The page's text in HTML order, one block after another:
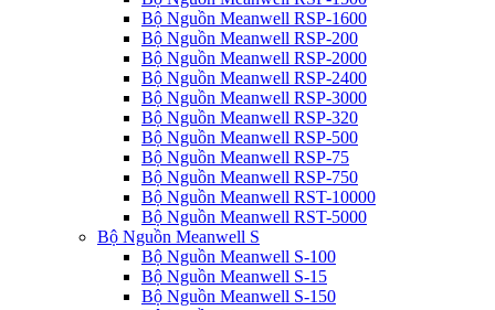
Bộ Nguồn Meanwell RSP-1600
Bộ Nguồn Meanwell RSP-200
Bộ Nguồn Meanwell RSP-2000
Bộ Nguồn Meanwell RSP-2400
Bộ Nguồn Meanwell RSP-3000
Bộ Nguồn Meanwell RSP-320
Bộ Nguồn Meanwell RSP-500
Bộ Nguồn Meanwell RSP-75
Bộ Nguồn Meanwell RSP-750
Bộ Nguồn Meanwell RST-10000
Bộ Nguồn Meanwell RST-5000
Bộ Nguồn Meanwell S
Bộ Nguồn Meanwell S-100
Bộ Nguồn Meanwell S-15
Bộ Nguồn Meanwell S-150